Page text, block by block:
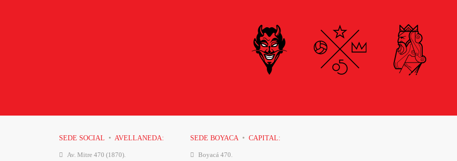
SEDE SOCIAL · AVELLANEDA:
Av. Mitre 470 (1870).
SEDE BOYACA · CAPITAL:
Boyacá 470.